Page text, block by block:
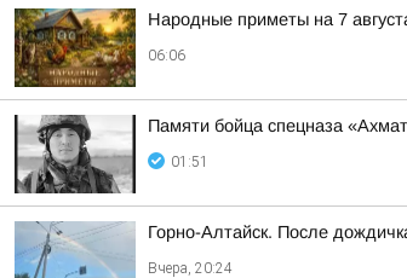
Hapoдныe пpимeты нa 7
06:06
Памяти бойца спецназа
01:51
Горно-Алтайск. После
Вчера, 20:24